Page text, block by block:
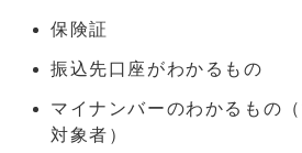
保険証
振込先口座がわかるもの
マイナンバーのわかるもの
対象者）